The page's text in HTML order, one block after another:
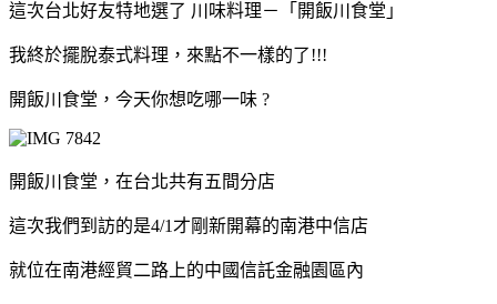
這次台北好友特地選了 川味料理－「開飯川食堂」
我終於擺脫泰式料理，來點不一樣的了!!!
開飯川食堂，今天你想吃哪一味 ?
開飯川食堂，在台北共有五間分店
這次我們到訪的是4/1才剛新開幕的南港中信店
就位在南港經貿二路上的中國信託金融園區內